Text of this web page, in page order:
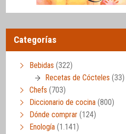
Categorías
Bebidas (322)
Recetas de Cócteles (33)
Chefs (703)
Diccionario de cocina (800)
Dónde comprar (124)
Enología (1.141)